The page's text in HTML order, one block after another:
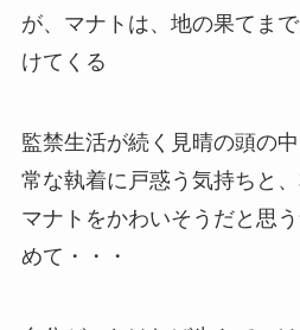
が、マナトは、地の果てま
けてくる
監禁生活が続く見晴の頭の
常な執着に戸惑う気持ちと
マナトをかわいそうだと思
めて・・・